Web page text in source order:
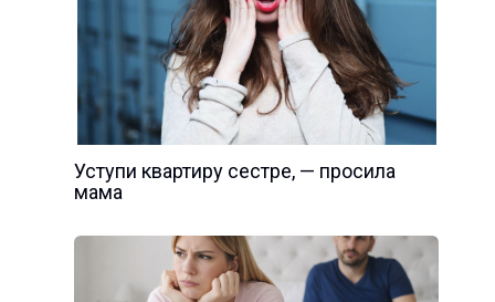
Уступи квартиру сестре, — просила
мама